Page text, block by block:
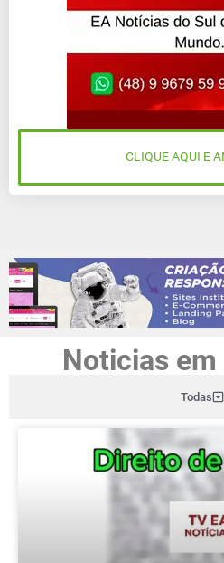
CLIQUE AQUI E
Noticias
Todas